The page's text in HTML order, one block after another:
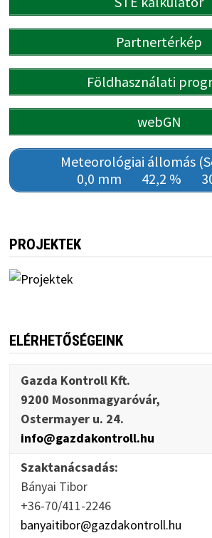
Partnertérkép
Földhasználati
webGN
Meteorológiai állomás
0,0 mm
42,2 %
PROJEKTEK
ELÉRHETŐSÉGEINK
Gazda Kontroll Kft.
9200 Mosonmagyaróvár,
Ostermayer u. 24.
info@gazdakontroll.hu
Szaktanácsadás:
Bányai Tibor
+36-70/411-2246
banyaitibor@gazdakontroll.hu